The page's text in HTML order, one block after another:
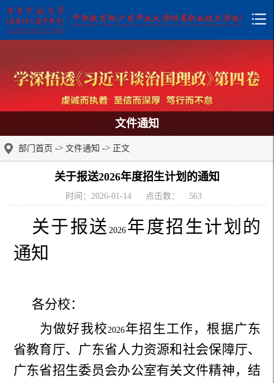
文件通知
部门首页 -> 文件通知 -> 正文
关于报送2026年度招生计划的通知
时间：2026-01-14 点击数： 563
关于报送 2026年度招生计划的
通知
各分校：
为做好我校2026年招生工作，根据广东
省教育厅、广东省人力资源和社会保障厅、
广东省招生委员会办公室有关文件精神，结